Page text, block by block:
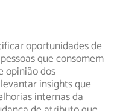
oportunidades de
que consomem
opinião dos
insights que
internas da